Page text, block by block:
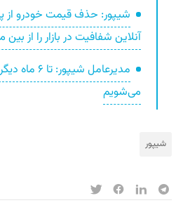
شیپور: حذف قیمت خودرو از
آنلاین شفافیت در بازار را از بین
مدیرعامل
می‌شویم
شیپور